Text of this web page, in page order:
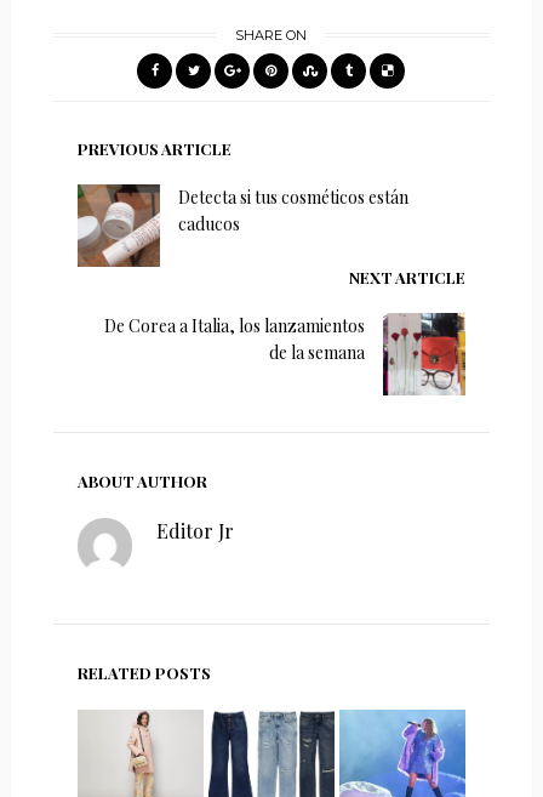
SHARE ON
PREVIOUS ARTICLE
Detecta si tus cosméticos están
caducos
NEXT ARTICLE
De Corea a Italia, los lanzamientos
de la semana
ABOUT AUTHOR
Editor Jr
RELATED POSTS